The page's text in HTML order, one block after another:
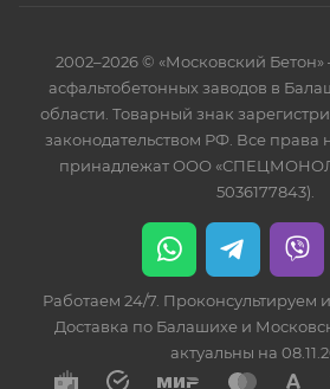
2002–2026 © «Московский
асфальтобетонных заводов в
области. Товарный знак
законодательством РФ. Все права
принадлежат ООО
5036177843).
Работаем 24/7. Проконсультируем
Доставка по Балашихе и
актуальны на